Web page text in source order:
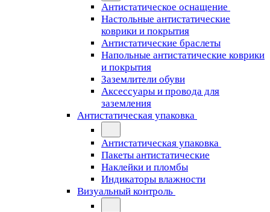
Антистатическое оснащение
Настольные антистатические
коврики и покрытия
Антистатические браслеты
Напольные антистатические коврики
и покрытия
Заземлители обуви
Аксессуары и провода для
заземления
Антистатическая упаковка
Антистатическая упаковка
Пакеты антистатические
Наклейки и пломбы
Индикаторы влажности
Визуальный контроль